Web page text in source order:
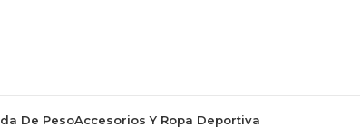
De PesoAccesorios Y Ropa Deportiva